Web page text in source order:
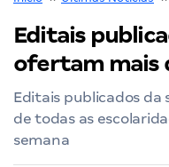
Editais
ofertam mais
Editais publicados
de todas as
semana